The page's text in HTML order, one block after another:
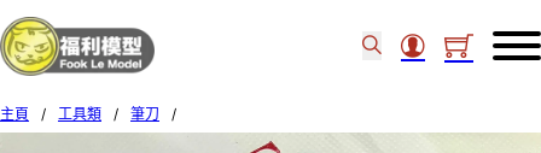
主頁 / 工具類 / 筆刀
/
TAMIYA CRAFT TOOLS MODELER’S KNIFE PRO 74098